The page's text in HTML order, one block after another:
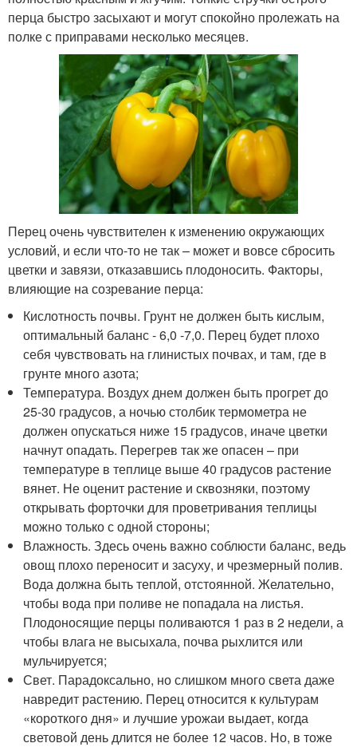
перца быстро засыхают и могут спокойно пролежать на
полке с приправами несколько месяцев.
Перец очень чувствителен к изменению окружающих
условий, и если что-то не так – может и вовсе сбросить
цветки и завязи, отказавшись плодоносить. Факторы,
влияющие на созревание перца:
Кислотность почвы. Грунт не должен быть кислым,
оптимальный баланс - 6,0 -7,0. Перец будет плохо
себя чувствовать на глинистых почвах, и там, где в
грунте много азота;
Температура. Воздух днем должен быть прогрет до
25-30 градусов, а ночью столбик термометра не
должен опускаться ниже 15 градусов, иначе цветки
начнут опадать. Перегрев так же опасен – при
температуре в теплице выше 40 градусов растение
вянет. Не оценит растение и сквозняки, поэтому
открывать форточки для проветривания теплицы
можно только с одной стороны;
Влажность. Здесь очень важно соблюсти баланс, ведь
овощ плохо переносит и засуху, и чрезмерный полив.
Вода должна быть теплой, отстоянной. Желательно,
чтобы вода при поливе не попадала на листья.
Плодоносящие перцы поливаются 1 раз в 2 недели, а
чтобы влага не высыхала, почва рыхлится или
мульчируется;
Свет. Парадоксально, но слишком много света даже
навредит растению. Перец относится к культурам
«короткого дня» и лучшие урожаи выдает, когда
световой день длится не более 12 часов. Но, в тоже